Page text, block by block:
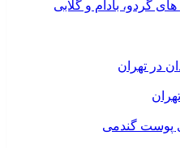
گردو، بادام و گلابی
در تهران
پوست گندمی